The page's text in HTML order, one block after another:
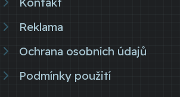
Reklama
Ochrana osobních údajů
Podmínky použití